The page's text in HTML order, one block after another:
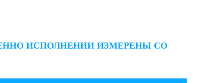
ИСПОЛНЕНИИ ИЗМЕРЕНЫ СО